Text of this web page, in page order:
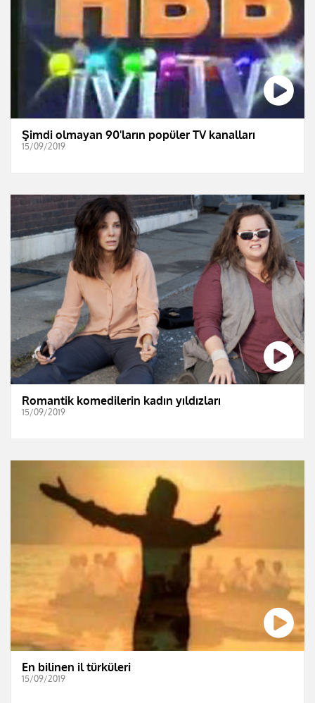
Şimdi olmayan 90'ların popüler TV kanalları
15/09/2019
Romantik komedilerin kadın yıldızları
15/09/2019
En bilinen il türküleri
15/09/2019